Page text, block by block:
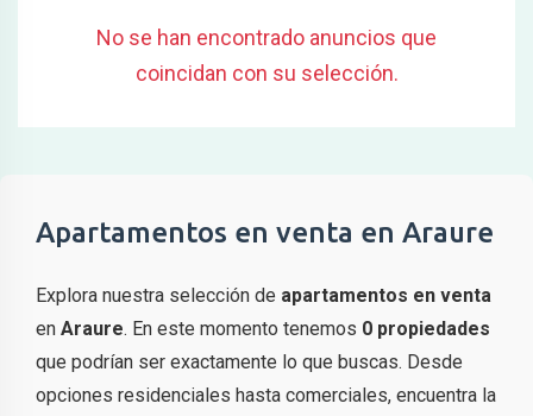
No se han encontrado anuncios que
coincidan con su selección.
Apartamentos en venta en Araure
Explora nuestra selección de apartamentos en venta
en Araure. En este momento tenemos 0 propiedades
que podrían ser exactamente lo que buscas. Desde
opciones residenciales hasta comerciales, encuentra la